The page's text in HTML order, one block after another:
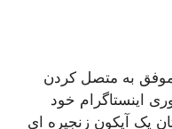
موفق به متصل کردن
اینستاگرام خود
یک آیکون زنجیره ای